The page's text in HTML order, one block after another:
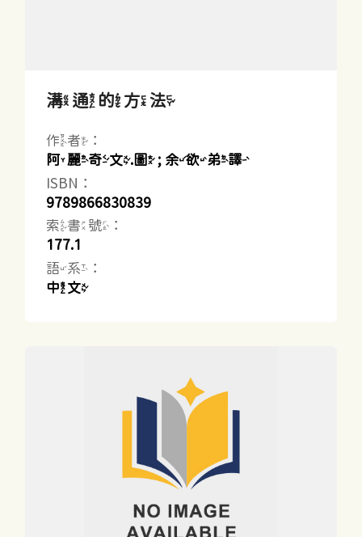
溝通的方法
作者：
阿麗奇文.圖 ; 余欲弟譯
ISBN：
9789866830839
索書號：
177.1
語系：
中文